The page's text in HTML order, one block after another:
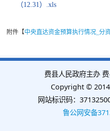
（12.31）.xls
附件【中央直达资金预算执行情况_分
费县人民政府主办
Copyright ©
网站标识码：
鲁公网安备